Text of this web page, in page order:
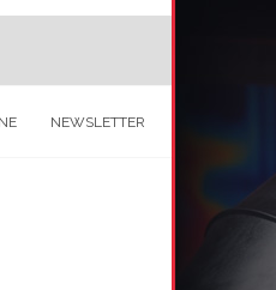
NEWSLETTER